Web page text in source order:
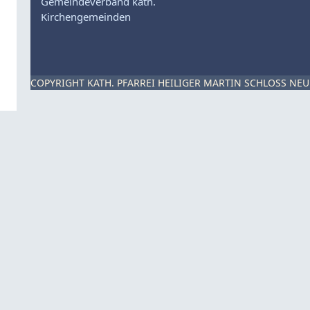
Kirchengemeinden
COPYRIGHT KATH. PFARREI HEILIGER MARTIN SCHLOSS